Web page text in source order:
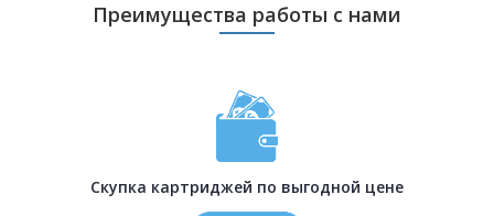
Преимущества работы с нами
Скупка картриджей по выгодной цене